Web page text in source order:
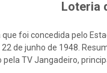
Loteria
foi concedida pelo
de junho de 1948.
TV Jangadeiro,